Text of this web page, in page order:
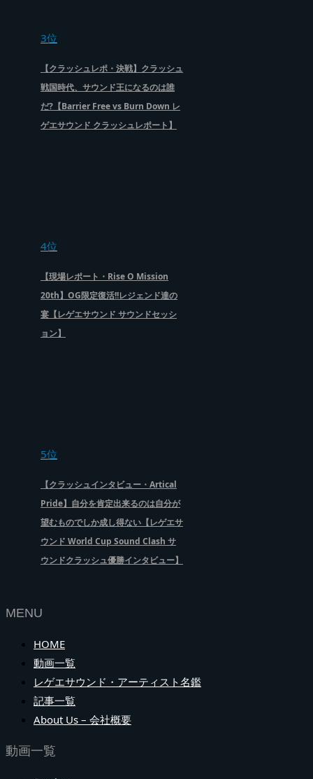
3位
【クラッシュレポ・決戦】クラッシュ
戦国時代、サウンド王になるのは誰
だ?【Barrier Free vs Burn Down レ
ゲエサウンド クラッシュレポート】
4位
【現場レポート・Rise O Mission
20th】OG限定復活!!レジェンド達の
宴【レゲエサウンド サウンドセッシ
ョン】
5位
【クラッシュインタビュー・Artical
Pride】自分を肯定出来るのは自分が
望むものでしか成し得ない【レゲエサ
ウンド World Cup Sound Clash サ
ウンドクラッシュ優勝インタビュー】
MENU
HOME
動画一覧
レゲエサウンド・アーティスト名鑑
記事一覧
About Us – 会社概要
動画一覧